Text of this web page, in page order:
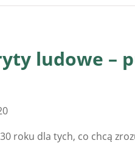
ludowe –
roku dla tych, co chcą